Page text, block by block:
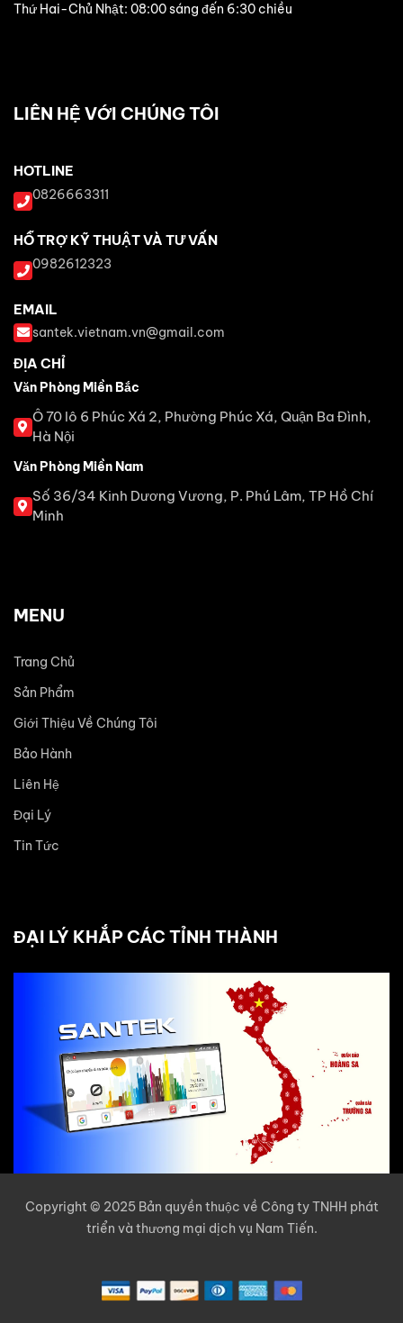
Thứ Hai-Chủ Nhật: 08:00 sáng đến 6:30 chiều
LIÊN HỆ VỚI CHÚNG TÔI
HOTLINE
0826663311
HỖ TRỢ KỸ THUẬT VÀ TƯ VẤN
0982612323
EMAIL
santek.vietnam.vn@gmail.com
ĐỊA CHỈ
Văn Phòng Miền Bắc
Ô 70 lô 6 Phúc Xá 2, Phường Phúc Xá, Quận Ba Đình,
Hà Nội
Văn Phòng Miền Nam
Số 36/34 Kinh Dương Vương, P. Phú Lâm, TP Hồ Chí
Minh
MENU
Trang Chủ
Sản Phẩm
Giới Thiệu Về Chúng Tôi
Bảo Hành
Liên Hệ
Đại Lý
Tin Tức
ĐẠI LÝ KHẮP CÁC TỈNH THÀNH
Copyright © 2025 Bản quyền thuộc về Công ty TNHH phát
triển và thương mại dịch vụ Nam Tiến.